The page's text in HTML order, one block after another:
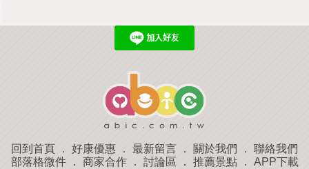
回到首頁 ． 好康優惠 ． 最新留言 ． 關於我們 ． 聯絡我們
部落格微件． 商家合作． 討論區 ． 推薦景點． APP下載